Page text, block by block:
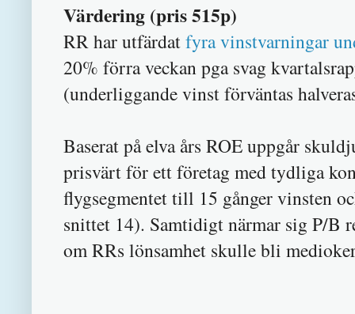
Värdering (pris 515p)
RR har utfärdatfyra vinstvarningar
20% förra veckan pga svag
(underliggande vinst förväntas
Baserat på elva års ROE uppgår
prisvärt för ett företag med tydliga
flygsegmentet till 15 gånger vinsten
snittet 14). Samtidigt närmar sig P/B
om RRs lönsamhet skulle bli